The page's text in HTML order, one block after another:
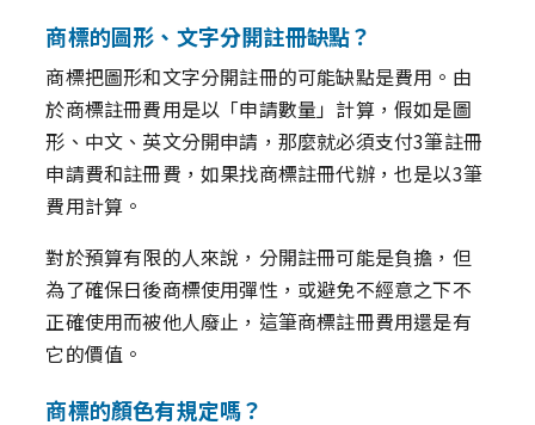
商標的圖形、文字分開註冊缺點？
商標把圖形和文字分開註冊的可能缺點是費用。由
於商標註冊費用是以「申請數量」計算，假如是圖
形、中文、英文分開申請，那麼就必須支付3筆註冊
申請費和註冊費，如果找商標註冊代辦，也是以3筆
費用計算。
對於預算有限的人來說，分開註冊可能是負擔，但
為了確保日後商標使用彈性，或避免不經意之下不
正確使用而被他人廢止，這筆商標註冊費用還是有
它的價值。
商標的顏色有規定嗎？